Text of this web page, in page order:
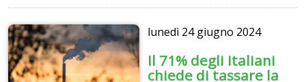
lunedì 24 giugno 2024
Il 71% degli italiani
chiede di tassare la